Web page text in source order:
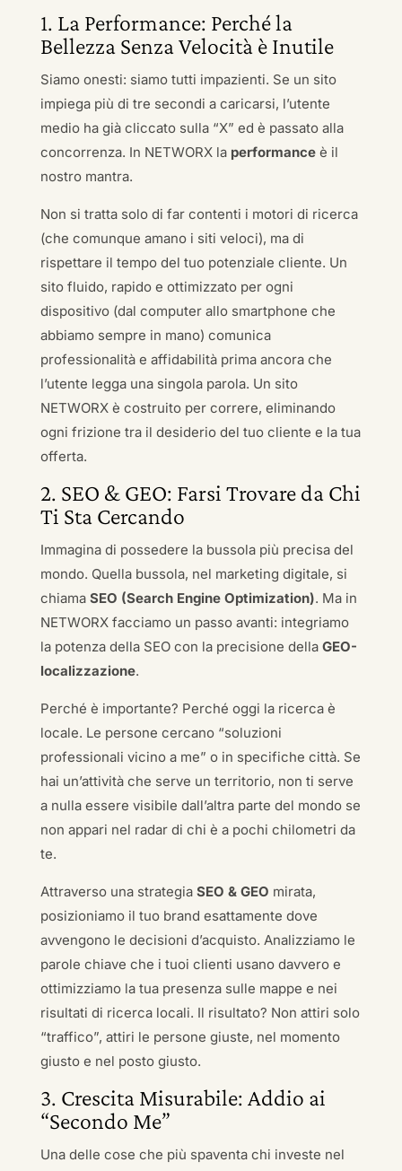
1. La Performance: Perché la
Bellezza Senza Velocità è Inutile
Siamo onesti: siamo tutti impazienti. Se un sito
impiega più di tre secondi a caricarsi, l’utente
medio ha già cliccato sulla “X” ed è passato alla
concorrenza. In NETWORX la performanceè il
nostro mantra.
Non si tratta solo di far contenti i motori di ricerca
(che comunque amano i siti veloci), ma di
rispettare il tempo del tuo potenziale cliente. Un
sito fluido, rapido e ottimizzato per ogni
dispositivo (dal computer allo smartphone che
abbiamo sempre in mano) comunica
professionalità e affidabilità prima ancora che
l’utente legga una singola parola. Un sito
NETWORX è costruito per correre, eliminando
ogni frizione tra il desiderio del tuo cliente e la tua
offerta.
2. SEO & GEO: Farsi Trovare da Chi
Ti Sta Cercando
Immagina di possedere la bussola più precisa del
mondo. Quella bussola, nel marketing digitale, si
chiama SEO (Search Engine Optimization). Ma in
NETWORX facciamo un passo avanti: integriamo
la potenza della SEO con la precisione della GEO-
localizzazione.
Perché è importante? Perché oggi la ricerca è
locale. Le persone cercano “soluzioni
professionali vicino a me” o in specifiche città. Se
hai un’attività che serve un territorio, non ti serve
a nulla essere visibile dall’altra parte del mondo se
non appari nel radar di chi è a pochi chilometri da
te.
Attraverso una strategia SEO & GEO mirata,
posizioniamo il tuo brand esattamente dove
avvengono le decisioni d’acquisto. Analizziamo le
parole chiave che i tuoi clienti usano davvero e
ottimizziamo la tua presenza sulle mappe e nei
risultati di ricerca locali. Il risultato? Non attiri solo
“traffico”, attiri le persone giuste, nel momento
giusto e nel posto giusto.
3. Crescita Misurabile: Addio ai
“Secondo Me”
Una delle cose che più spaventa chi investe nel